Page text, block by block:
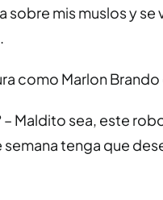
sobre mis muslos y
como Marlon Brando
– Maldito sea, este
semana tenga que